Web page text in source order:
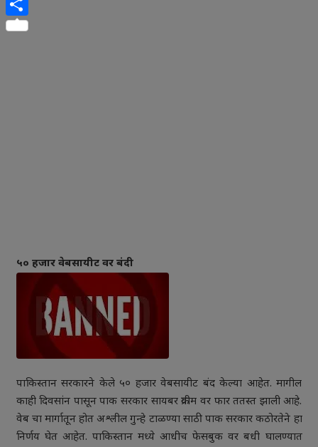
५० हजार वेबसायीट वर बंदी
पाकिस्तान सरकारने केले ५० हजार वेबसायीट बंद केल्या आहेत. मागील
काही दिवसांन पासून पाक सरकार सायबर क्रयीम वर फार ततस्त झाली आहे.
वेब चा मार्गातून होत अश्लील गुन्हे टाळण्या साठी पाक सरकार कठोरतेने हा
निर्णय घेत आहेत. पाकिस्तान मध्ये आधीच फेसबुक वर बधी घालण्यात
Share